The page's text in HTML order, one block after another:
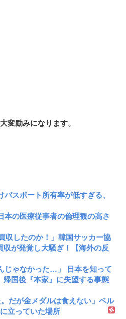
変励みになります。
スポート所有率が低すぎる、
本の医療従事者の倫理観の高さ
収したのか！」韓国サッカー協
が発覚し大騒ぎ！【海外の反
じゃなかった…」 日本を知って
帰国後『本家』に失望する事態
。だが金メダルは食えない」ベル
立っていた場所